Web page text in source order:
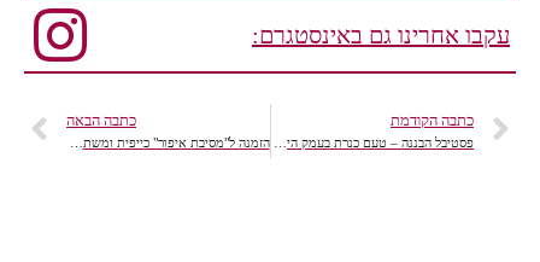
עקבו אחרינו גם באינסטגרם:
כתבה הקודמת כתבה הבאה